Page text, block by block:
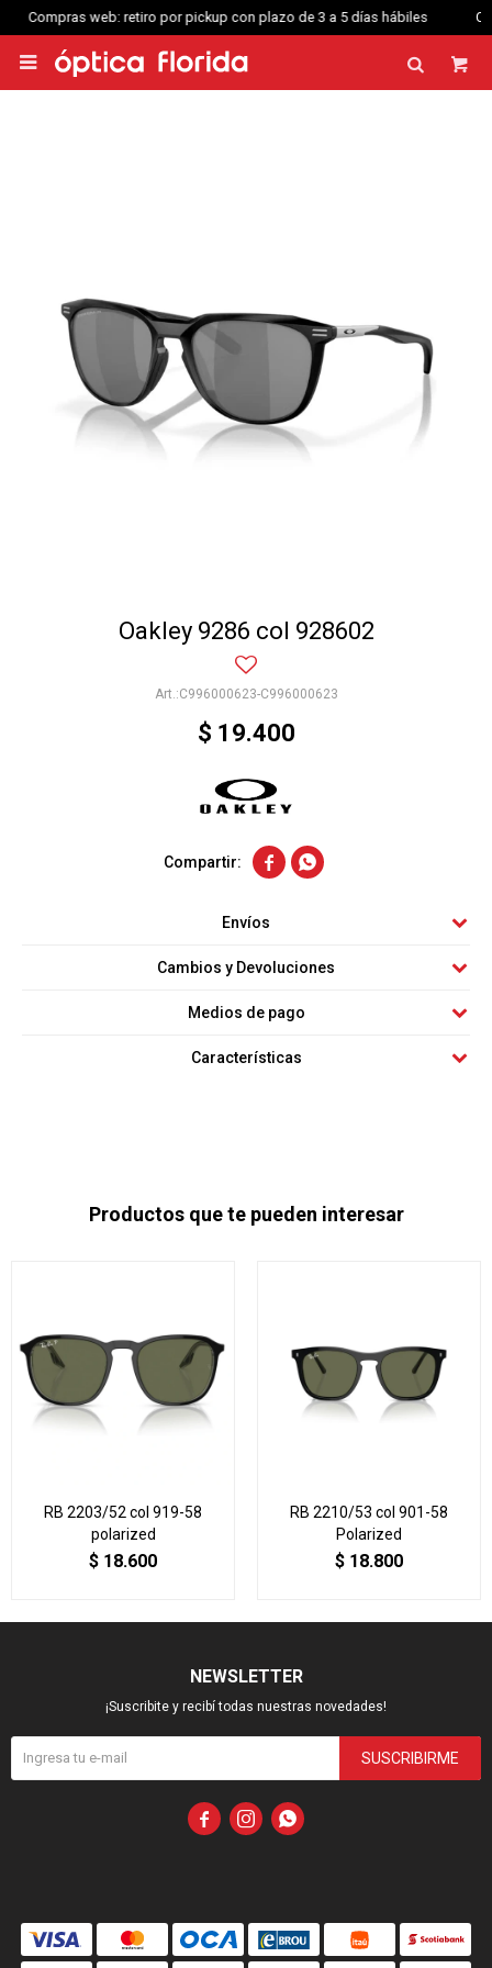
Compras web envío a Montevideo: Por Distrilogic de 3 a 5 días

Oakley 9286 col 928602
C996000623-C996000623
$ 19.400
 
Envíos
Cambios y Devoluciones
Medios de pago
Características
Productos que te pueden interesar
RB 2203/52 col 919-58
polarized
$ 18.600
RB 2210/53 col 901-58
Polarized
$ 18.800
NEWSLETTER
¡Suscribite y recibí todas nuestras novedades!
SUSCRIBIRME
  